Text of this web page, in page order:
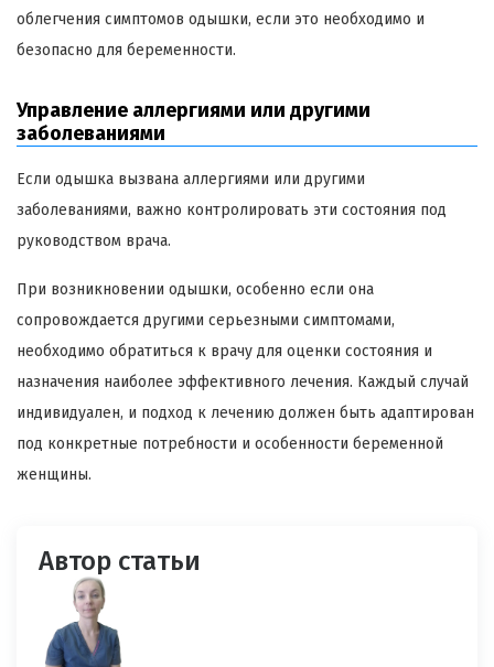
облегчения симптомов одышки, если это необходимо и
безопасно для беременности.
Управление аллергиями или другими
заболеваниями
Если одышка вызвана аллергиями или другими
заболеваниями, важно контролировать эти состояния под
руководством врача.
При возникновении одышки, особенно если она
сопровождается другими серьезными симптомами,
необходимо обратиться к врачу для оценки состояния и
назначения наиболее эффективного лечения. Каждый случай
индивидуален, и подход к лечению должен быть адаптирован
под конкретные потребности и особенности беременной
женщины.
Автор статьи